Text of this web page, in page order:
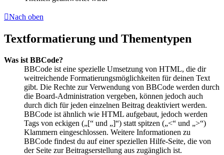
Nach oben
Textformatierung und Thementypen
Was ist BBCode?
BBCode ist eine spezielle Umsetzung von HTML, die dir
weitreichende Formatierungsmöglichkeiten für deinen Text
gibt. Die Rechte zur Verwendung von BBCode werden durch
die Board-Administration vergeben, können jedoch auch
durch dich für jeden einzelnen Beitrag deaktiviert werden.
BBCode ist ähnlich wie HTML aufgebaut, jedoch werden
Tags von eckigen („[“ und „]“) statt spitzen („<“ und „>“)
Klammern eingeschlossen. Weitere Informationen zu
BBCode findest du auf einer speziellen Hilfe-Seite, die von
der Seite zur Beitragserstellung aus zugänglich ist.